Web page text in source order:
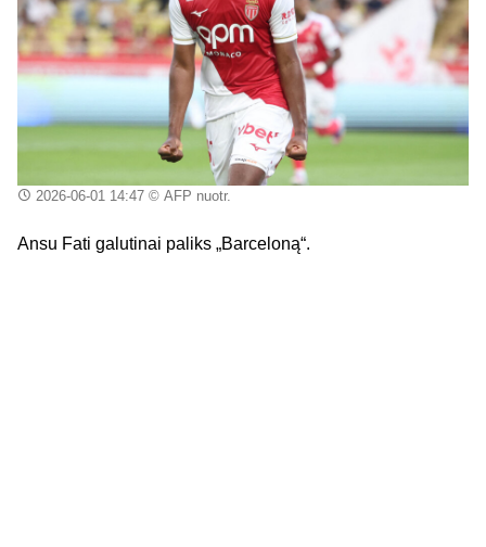
2026-06-01 14:47© AFP nuotr.
Ansu Fati galutinai paliks „Barceloną“.